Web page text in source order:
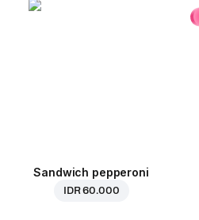
Sandwich pepperoni
IDR 60.000